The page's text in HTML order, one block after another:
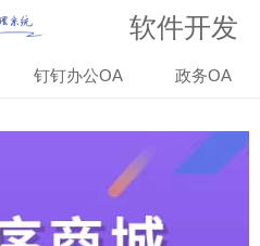
软件开发
钉钉办公OA 政务OA